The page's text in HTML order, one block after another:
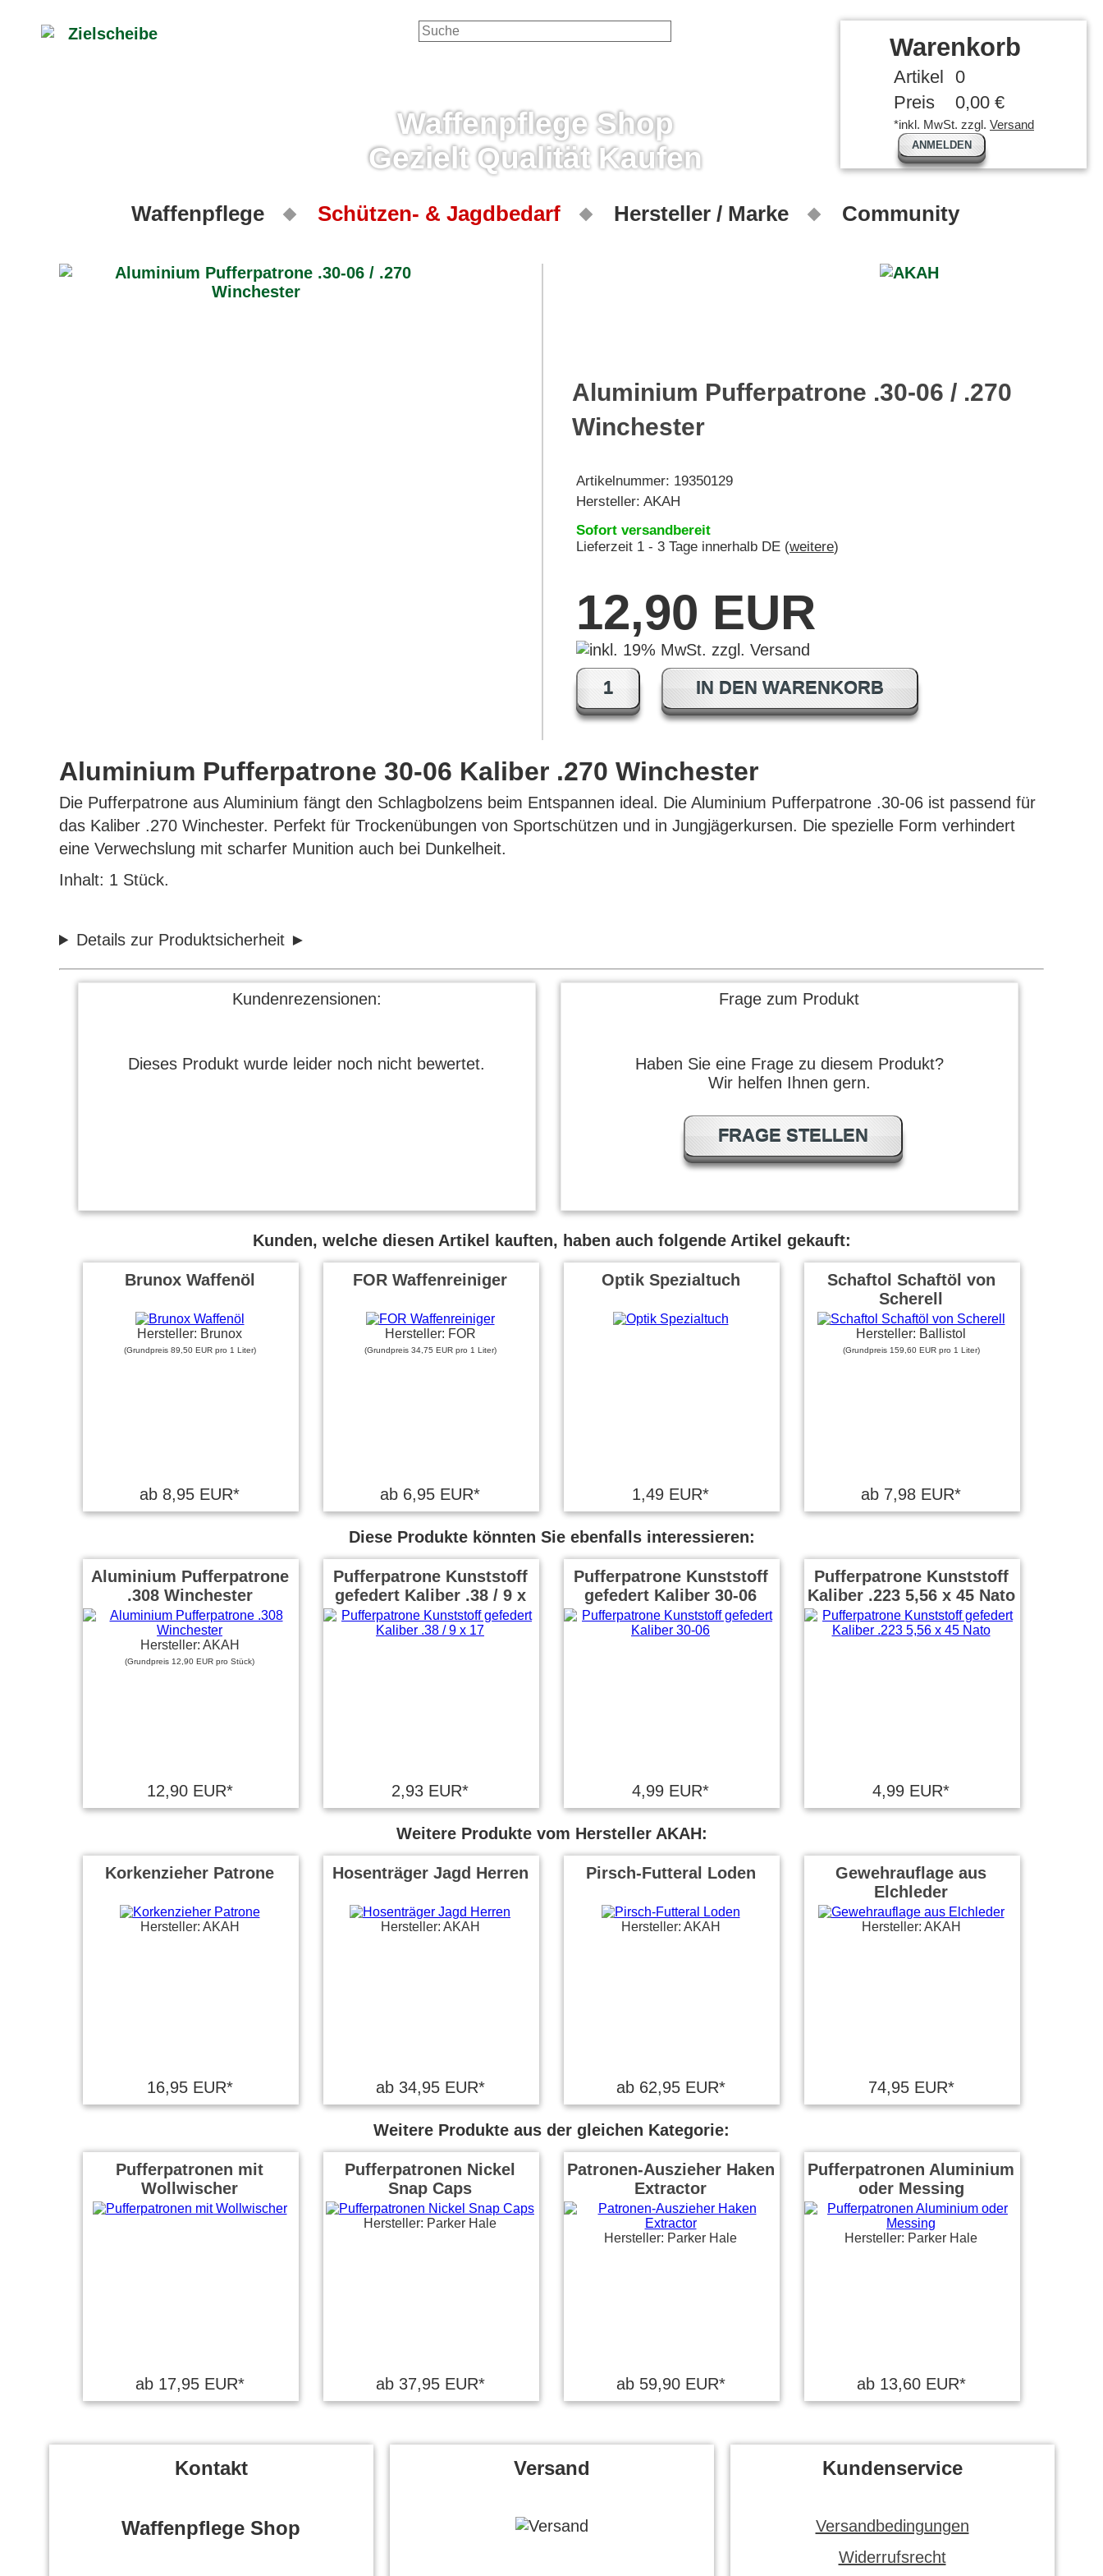
Waffenpflege Shop
Gezielt Qualität Kaufen
Warenkorb
Artikel 0
Preis
0,00 €
*inkl. MwSt. zzgl. Versand
ANMELDEN
Waffenpflege Schützen- & Jagdbedarf Hersteller / Marke Community
Aluminium Pufferpatrone .30-06 / .270
Winchester
Artikelnummer: 19350129
Hersteller: AKAH
Sofort versandbereit
Lieferzeit 1 - 3 Tage innerhalb DE (weitere)
12,90 EUR
IN DEN WARENKORB
Aluminium Pufferpatrone 30-06 Kaliber .270 Winchester
Die Pufferpatrone aus Aluminium fängt den Schlagbolzens beim Entspannen ideal. Die Aluminium Pufferpatrone .30-06 ist passend für
das Kaliber .270 Winchester. Perfekt für Trockenübungen von Sportschützen und in Jungjägerkursen. Die spezielle Form verhindert
eine Verwechslung mit scharfer Munition auch bei Dunkelheit.
Inhalt: 1 Stück.
Details zur Produktsicherheit
Kundenrezensionen:
Dieses Produkt wurde leider noch nicht bewertet.
Frage zum Produkt
Haben Sie eine Frage zu diesem Produkt?
Wir helfen Ihnen gern.
FRAGE STELLEN
Kunden, welche diesen Artikel kauften, haben auch folgende Artikel gekauft:
Brunox Waffenöl
Hersteller: Brunox
(Grundpreis 89,50 EUR pro 1 Liter)
ab 8,95 EUR*
FOR Waffenreiniger
Hersteller: FOR
(Grundpreis 34,75 EUR pro 1 Liter)
ab 6,95 EUR*
Optik Spezialtuch
1,49 EUR*
Schaftol Schaftöl von
Scherell
Hersteller: Ballistol
(Grundpreis 159,60 EUR pro 1 Liter)
ab 7,98 EUR*
Diese Produkte könnten Sie ebenfalls interessieren:
Aluminium Pufferpatrone
.308 Winchester
Hersteller: AKAH
(Grundpreis 12,90 EUR pro Stück)
12,90 EUR*
Pufferpatrone Kunststoff
gefedert Kaliber .38 / 9 x
17
2,93 EUR*
Pufferpatrone Kunststoff
gefedert Kaliber 30-06
4,99 EUR*
Pufferpatrone Kunststoff
Kaliber .223 5,56 x 45 Nato
4,99 EUR*
Weitere Produkte vom Hersteller AKAH:
Korkenzieher Patrone
Hersteller: AKAH
16,95 EUR*
Hosenträger Jagd Herren
Hersteller: AKAH
ab 34,95 EUR*
Pirsch-Futteral Loden
Hersteller: AKAH
ab 62,95 EUR*
Gewehrauflage aus
Elchleder
Hersteller: AKAH
74,95 EUR*
Weitere Produkte aus der gleichen Kategorie:
Pufferpatronen mit
Wollwischer
ab 17,95 EUR*
Pufferpatronen Nickel
Snap Caps
Hersteller: Parker Hale
ab 37,95 EUR*
Patronen-Auszieher Haken
Extractor
Hersteller: Parker Hale
ab 59,90 EUR*
Pufferpatronen Aluminium
oder Messing
Hersteller: Parker Hale
ab 13,60 EUR*
Kontakt
Waffenpflege Shop
Versand Kundenservice
Versandbedingungen
Widerrufsrecht